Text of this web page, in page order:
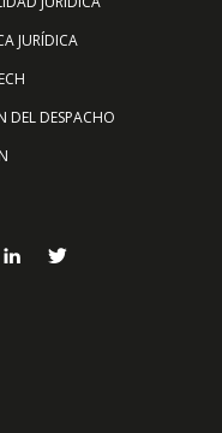
JURÍDICA
DEL DESPACHO